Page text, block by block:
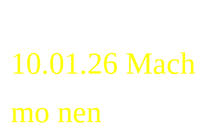
10.01.26 Mach
mo nen